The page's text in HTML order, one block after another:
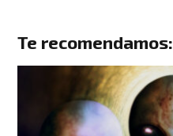
Te recomendamos: